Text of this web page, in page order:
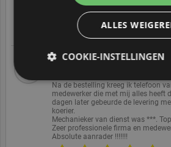
Translate
11.06.2026 om 15:32 uur
Na de bestelling kreeg ik telefoon
medewerker die met mij alles heeft
dagen later gebeurde de levering
koerier.
Mechanieker van dienst was ***.
Zeer professionele firma en
Absolute aanrader !!!!!!!
ALLES
COOKIE-INSTELLINGEN
Strikt noodzakelijke cookies
Gerichte cookies
Niet-geclassificeerde